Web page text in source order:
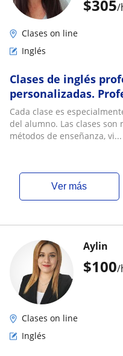
$305/
Clases on line
Inglés
Clases de inglés
personalizadas.
Cada clase es
del alumno. Las clases
métodos de enseñanza, vi...
ver más
$100/
Aylin
Clases on line
Inglés